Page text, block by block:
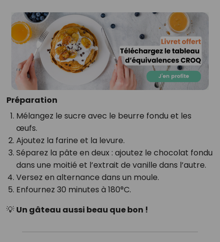
Préparation
Mélangez le sucre avec le beurre fondu et les
œufs.
Ajoutez la farine et la levure.
Séparez la pâte en deux : ajoutez le chocolat fondu
dans une moitié et l’extrait de vanille dans l’autre.
Versez en alternance dans un moule.
Enfournez 30 minutes à 180°C.
💡 Un gâteau aussi beau que bon !